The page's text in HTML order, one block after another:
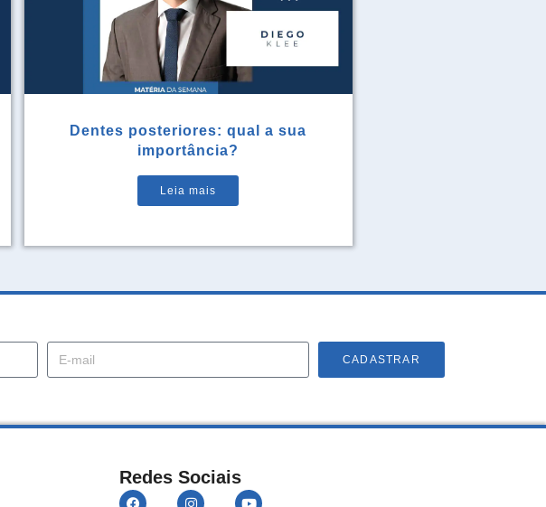
Dentes posteriores: qual a sua
importância?
Leia mais
CADASTRAR
Redes Sociais